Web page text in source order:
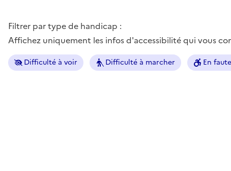
Filtrer par type de handicap :
Affichez uniquement les infos d'accessibilité qui vous
Difficulté à voir Difficulté à marcher En